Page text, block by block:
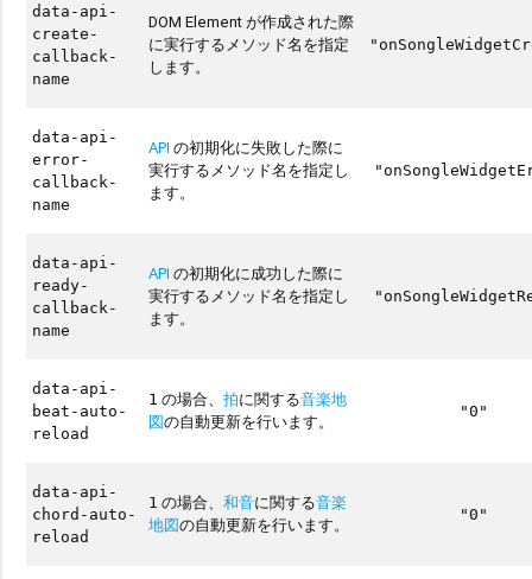
data-api-
create-
callback-
name
DOM Element が作成された際
に実行するメソッド名を指定
します。
data-api-
error-
callback-
name
API の初期化に失敗した際に
実行するメソッド名を指定し
ます。
data-api-
ready-
callback-
name
API の初期化に成功した際に
実行するメソッド名を指定し
ます。
data-api-
beat-auto-
reload
1 の場合、拍に関する音楽地
図の自動更新を行います。
"0"
data-api-
chord-auto-
reload
1 の場合、和音に関する音楽
地図の自動更新を行います。
"0"